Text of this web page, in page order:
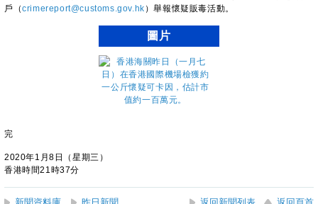
戶（crimereport@customs.gov.hk ）舉報懷疑販毒活動。
圖片
完
2020年1月8日（星期三）
香港時間21時37分